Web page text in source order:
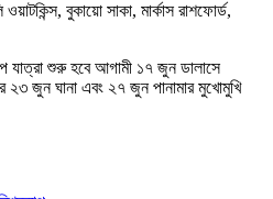
বুকায়ো সাকা, মার্কাস রাশফোর্ড,
যাত্রা শুরু হবে আগামী ১৭ জুন ডালাসে
২৩ জুন ঘানা এবং ২৭ জুন পানামার মুখোমুখি